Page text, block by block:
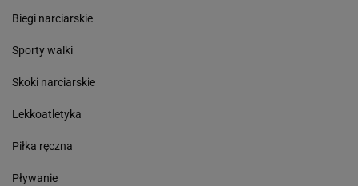
Biegi narciarskie
Sporty walki
Skoki narciarskie
Lekkoatletyka
Piłka ręczna
Pływanie